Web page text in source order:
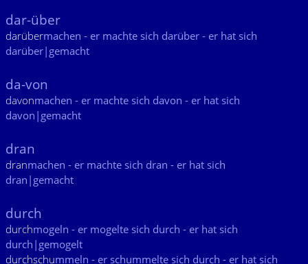
dar-über
darübermachen - er machte sich darüber - er hat sich
darüber|gemacht
da-von
davonmachen - er machte sich davon - er hat sich
davon|gemacht
dran
dranmachen - er machte sich dran - er hat sich
dran|gemacht
durch
durchmogeln - er mogelte sich durch - er hat sich
durch|gemogelt
durchschummeln - er schummelte sich durch - er hat sich